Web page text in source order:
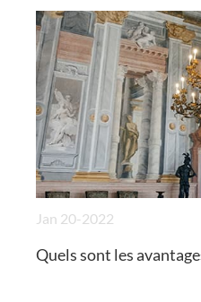
Jan 20-2022
Quels sont les